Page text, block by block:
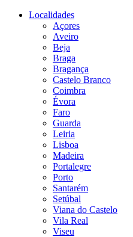
Localidades
Açores
Aveiro
Beja
Braga
Bragança
Castelo Branco
Coimbra
Évora
Faro
Guarda
Leiria
Lisboa
Madeira
Portalegre
Porto
Santarém
Setúbal
Viana do Castelo
Vila Real
Viseu